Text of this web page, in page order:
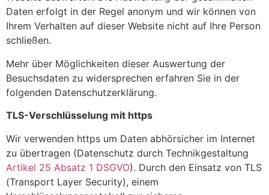
Daten erfolgt in der Regel anonym und wir können von
Ihrem Verhalten auf dieser Website nicht auf Ihre Person
schließen.
Mehr über Möglichkeiten dieser Auswertung der
Besuchsdaten zu widersprechen erfahren Sie in der
folgenden Datenschutzerklärung.
TLS-Verschlüsselung mit https
Wir verwenden https um Daten abhörsicher im Internet
zu übertragen (Datenschutz durch Technikgestaltung
Artikel 25 Absatz 1 DSGVO). Durch den Einsatz von TLS
(Transport Layer Security), einem